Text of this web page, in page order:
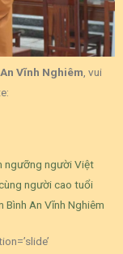
Vĩnh Nghiêm , vui
ngưỡng người Việt
người cao tuổi
Bình An Vĩnh Nghiêm